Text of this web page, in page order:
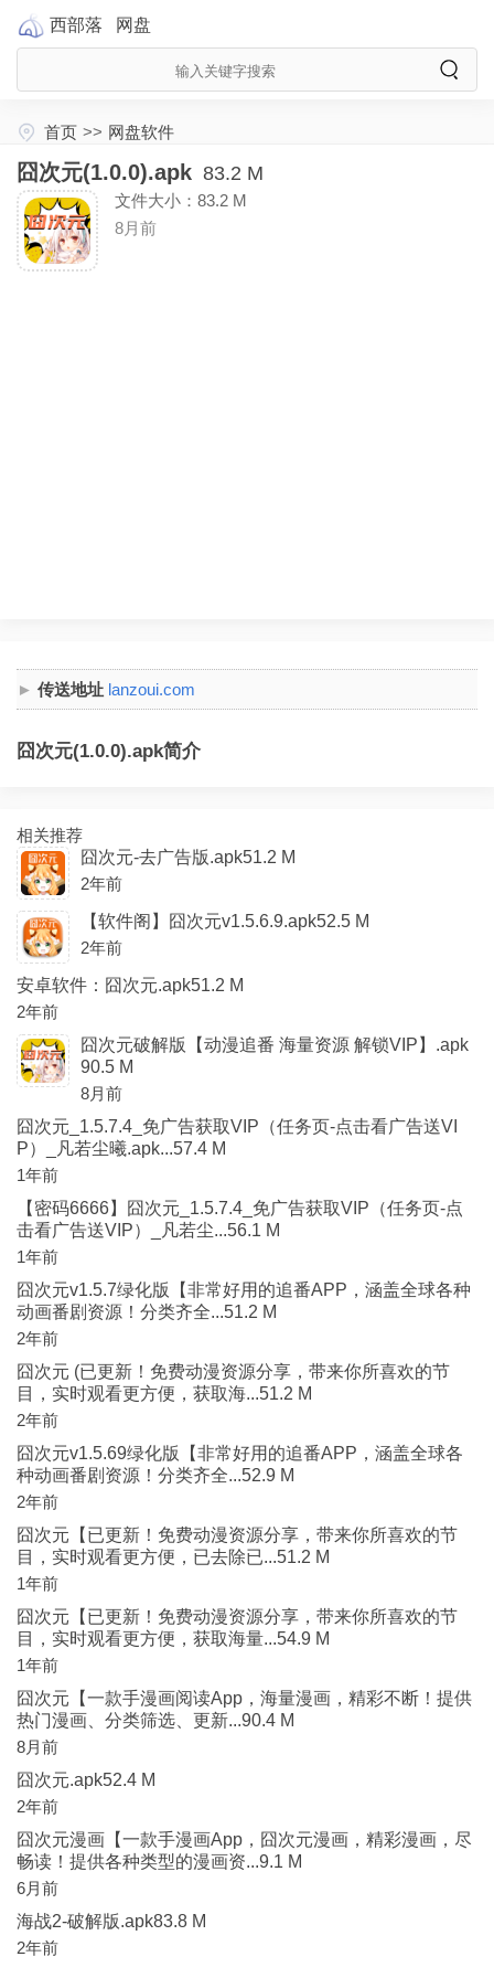
西部落 网盘
首页 >> 网盘软件
囧次元(1.0.0).apk 83.2 M
文件大小：83.2 M
8月前
传送地址 lanzoui.com
囧次元(1.0.0).apk简介
相关推荐
囧次元-去广告版.apk51.2 M
2年前
【软件阁】囧次元v1.5.6.9.apk52.5 M
2年前
安卓软件：囧次元.apk51.2 M
2年前
囧次元破解版【动漫追番 海量资源 解锁VIP】.apk
90.5 M
8月前
囧次元_1.5.7.4_免广告获取VIP（任务页-点击看广告送VI
P）_凡若尘曦.apk...57.4 M
1年前
【密码6666】囧次元_1.5.7.4_免广告获取VIP（任务页-点
击看广告送VIP）_凡若尘...56.1 M
1年前
囧次元v1.5.7绿化版【非常好用的追番APP，涵盖全球各种
动画番剧资源！分类齐全...51.2 M
2年前
囧次元 (已更新！免费动漫资源分享，带来你所喜欢的节
目，实时观看更方便，获取海...51.2 M
2年前
囧次元v1.5.69绿化版【非常好用的追番APP，涵盖全球各
种动画番剧资源！分类齐全...52.9 M
2年前
囧次元【已更新！免费动漫资源分享，带来你所喜欢的节
目，实时观看更方便，已去除已...51.2 M
1年前
囧次元【已更新！免费动漫资源分享，带来你所喜欢的节
目，实时观看更方便，获取海量...54.9 M
1年前
囧次元【一款手漫画阅读App，海量漫画，精彩不断！提供
热门漫画、分类筛选、更新...90.4 M
8月前
囧次元.apk52.4 M
2年前
囧次元漫画【一款手漫画App，囧次元漫画，精彩漫画，尽
畅读！提供各种类型的漫画资...9.1 M
6月前
海战2-破解版.apk83.8 M
2年前